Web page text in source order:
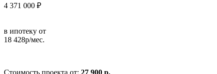
4 371 000 ₽
в ипотеку от
18 428р/мес.
Стоимость проекта от: 27 900 р.